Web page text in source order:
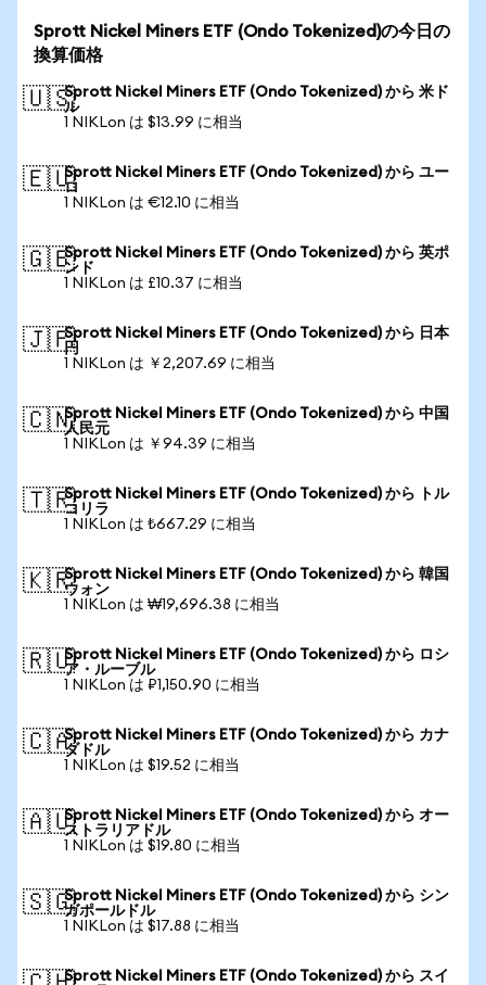
Sprott Nickel Miners ETF (Ondo Tokenized)の今日の
換算価格
🇺🇸Sprott Nickel Miners ETF (Ondo Tokenized) から 米ド
ル
1 NIKLon は $13.99 に相当
🇪🇺Sprott Nickel Miners ETF (Ondo Tokenized) から ユー
ロ
1 NIKLon は €12.10 に相当
🇬🇧Sprott Nickel Miners ETF (Ondo Tokenized) から 英ポ
ンド
1 NIKLon は £10.37 に相当
🇯🇵Sprott Nickel Miners ETF (Ondo Tokenized) から 日本
円
1 NIKLon は ￥2,207.69 に相当
🇨🇳Sprott Nickel Miners ETF (Ondo Tokenized) から 中国
人民元
1 NIKLon は ￥94.39 に相当
🇹🇷Sprott Nickel Miners ETF (Ondo Tokenized) から トル
コリラ
1 NIKLon は ₺667.29 に相当
🇰🇷Sprott Nickel Miners ETF (Ondo Tokenized) から 韓国
ウォン
1 NIKLon は ₩19,696.38 に相当
🇷🇺Sprott Nickel Miners ETF (Ondo Tokenized) から ロシ
ア・ルーブル
1 NIKLon は ₽1,150.90 に相当
🇨🇦Sprott Nickel Miners ETF (Ondo Tokenized) から カナ
ダドル
1 NIKLon は $19.52 に相当
🇦🇺Sprott Nickel Miners ETF (Ondo Tokenized) から オー
ストラリアドル
1 NIKLon は $19.80 に相当
🇸🇬Sprott Nickel Miners ETF (Ondo Tokenized) から シン
ガポールドル
1 NIKLon は $17.88 に相当
Sprott Nickel Miners ETF (Ondo Tokenized) から スイ